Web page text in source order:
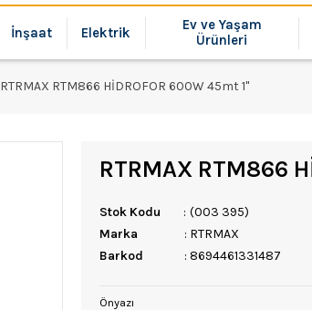
İnşaat Elektrik
Ev ve Yaşam
Ürünleri
RTRMAX RTM866 HİDROFOR 600W 45mt 1''
RTRMAX RTM866
Stok Kodu
(003 395)
Marka
: RTRMAX
Barkod
: 8694461331487
Önyazı